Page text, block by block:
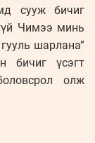
сууж бичиг
Чимээ минь
шарлана”
бичиг үсэгт
олж